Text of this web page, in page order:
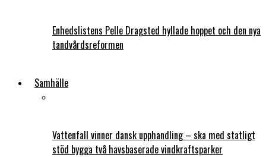
Enhedslistens Pelle Dragsted hyllade hoppet och den nya
tandvårdsreformen
Samhälle
Vattenfall vinner dansk upphandling – ska med statligt
stöd bygga två havsbaserade vindkraftsparker